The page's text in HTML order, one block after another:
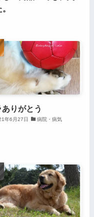
ありがとう
年6月27日 病院・病気